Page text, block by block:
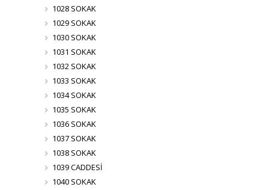
1028 SOKAK
1029 SOKAK
1030 SOKAK
1031 SOKAK
1032 SOKAK
1033 SOKAK
1034 SOKAK
1035 SOKAK
1036 SOKAK
1037 SOKAK
1038 SOKAK
1039 CADDESİ
1040 SOKAK